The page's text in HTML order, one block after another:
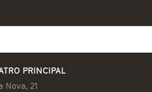
PRINCIPAL
Nova, 21